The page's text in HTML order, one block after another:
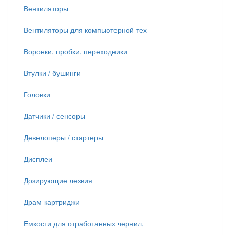
Вентиляторы
Вентиляторы для компьютерной тех
Воронки, пробки, переходники
Втулки / бушинги
Головки
Датчики / сенсоры
Девелоперы / стартеры
Дисплеи
Дозирующие лезвия
Драм-картриджи
Емкости для отработанных чернил,